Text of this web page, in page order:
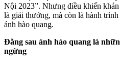
Nội 2023”. Nhưng điều khiến
là giải thưởng, mà còn là hành
ánh hào quang.
Đằng sau ánh hào quang là
ngừng